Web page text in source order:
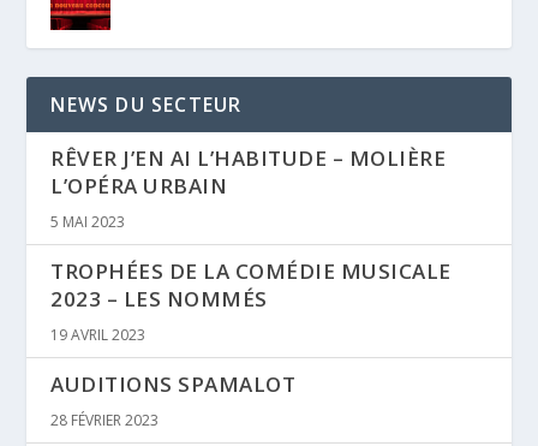
NEWS DU SECTEUR
RÊVER J’EN AI L’HABITUDE – MOLIÈRE
L’OPÉRA URBAIN
5 MAI 2023
TROPHÉES DE LA COMÉDIE MUSICALE
2023 – LES NOMMÉS
19 AVRIL 2023
AUDITIONS SPAMALOT
28 FÉVRIER 2023